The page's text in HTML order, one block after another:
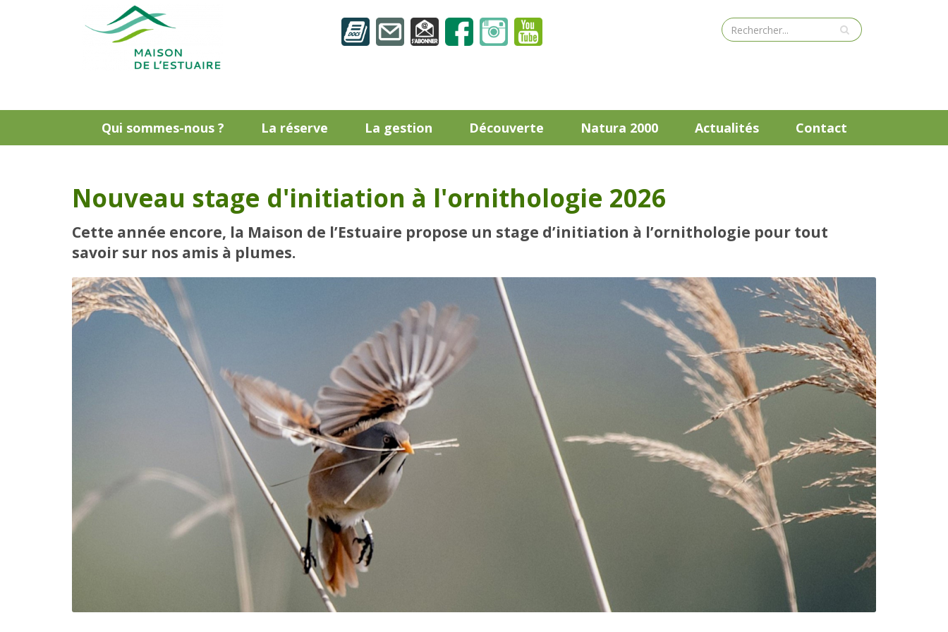
Qui sommes-nous ? La réserve La gestion Découverte Natura 2000 Actualités Contact
Nouveau stage d'initiation à l'ornithologie 2026
Cette année encore, la Maison de l’Estuaire propose un stage d’initiation à l’ornithologie pour tout
savoir sur nos amis à plumes.